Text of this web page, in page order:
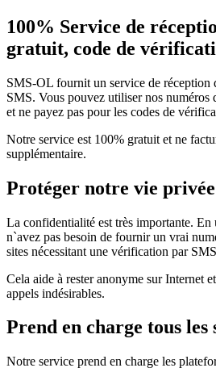
100% Service de
gratuit, code de
SMS-OL fournit un service de réception
SMS. Vous pouvez utiliser nos numéros
et ne payez pas pour les codes de
Notre service est 100% gratuit et ne
supplémentaire.
Protéger notre vie privée
La confidentialité est très importante.
n`avez pas besoin de fournir un vrai
sites nécessitant une vérification par
Cela aide à rester anonyme sur Internet
appels indésirables.
Prend en charge tous les
Notre service prend en charge les